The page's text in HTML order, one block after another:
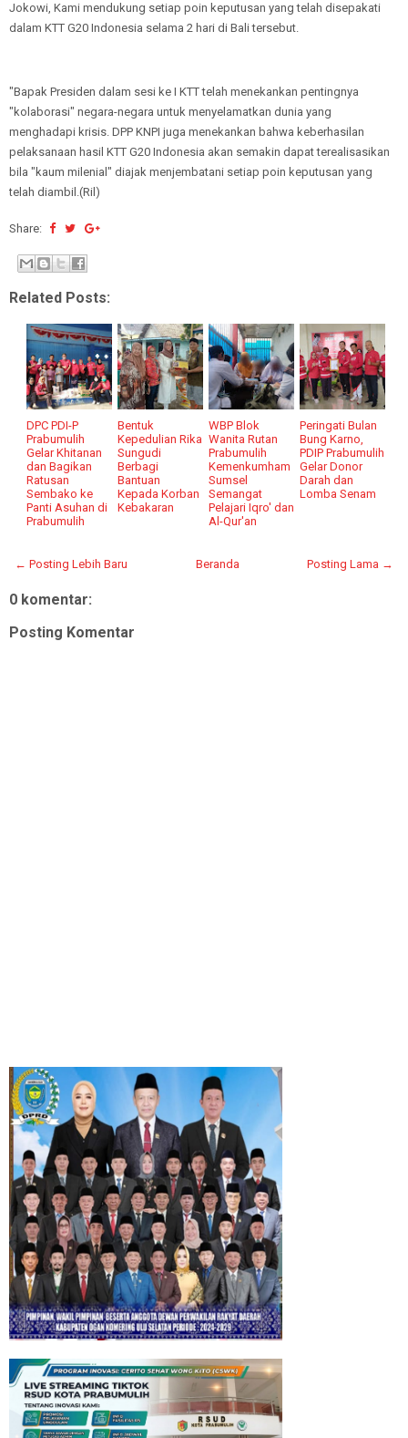
Jokowi, Kami mendukung setiap poin keputusan yang telah disepakati
dalam KTT G20 Indonesia selama 2 hari di Bali tersebut.
"Bapak Presiden dalam sesi ke I KTT telah menekankan pentingnya
"kolaborasi" negara-negara untuk menyelamatkan dunia yang
menghadapi krisis. DPP KNPI juga menekankan bahwa keberhasilan
pelaksanaan hasil KTT G20 Indonesia akan semakin dapat terealisasikan
bila "kaum milenial" diajak menjembatani setiap poin keputusan yang
telah diambil.(Ril)
Share:
Related Posts:
DPC PDI-P
Prabumulih
Gelar Khitanan
dan Bagikan
Ratusan
Sembako ke
Panti Asuhan di
Prabumulih
Bentuk
Kepedulian Rika
Sungudi
Berbagi
Bantuan
Kepada Korban
Kebakaran
WBP Blok
Wanita Rutan
Prabumulih
Kemenkumham
Sumsel
Semangat
Pelajari Iqro' dan
Al-Qur'an
Peringati Bulan
Bung Karno,
PDIP Prabumulih
Gelar Donor
Darah dan
Lomba Senam
← Posting Lebih Baru Posting Lama →
Beranda
0 komentar:
Posting Komentar